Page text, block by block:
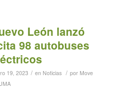
León lanzó
98 autobuses
19, 2023 / en Noticias / por Move